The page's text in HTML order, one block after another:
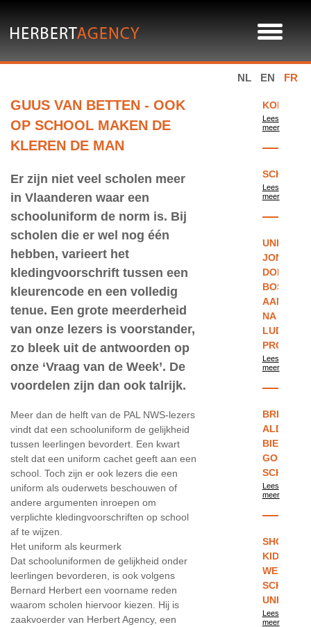
NL EN FR
GUUS VAN BETTEN - OOK
OP SCHOOL MAKEN DE
KLEREN DE MAN
Er zijn niet veel scholen meer
in Vlaanderen waar een
schooluniform de norm is. Bij
scholen die er wel nog één
hebben, varieert het
kledingvoorschrift tussen een
kleurencode en een volledig
tenue. Een grote meerderheid
van onze lezers is voorstander,
zo bleek uit de antwoorden op
onze ‘Vraag van de Week’. De
voordelen zijn dan ook talrijk.
Meer dan de helft van de PAL NWS-lezers
vindt dat een schooluniform de gelijkheid
tussen leerlingen bevordert. Een kwart
stelt dat een uniform cachet geeft aan een
school. Toch zijn er ook lezers die een
uniform als ouderwets beschouwen of
andere argumenten inroepen om
verplichte kledingvoorschriften op school
af te wijzen.
Het uniform als keurmerk
Dat schooluniformen de gelijkheid onder
leerlingen bevorderen, is ook volgens
Bernard Herbert een voorname reden
waarom scholen hiervoor kiezen. Hij is
zaakvoerder van Herbert Agency, een
Lees
meer
Lees
meer
UNIFORM
JONGENS
DON
BOSCO
NA
LUDIEKE
Lees
meer
BRITSE
ALDI
BIEDT
Lees
meer
SHOULD
KIDS
WEAR
SCHOOL
Lees
meer